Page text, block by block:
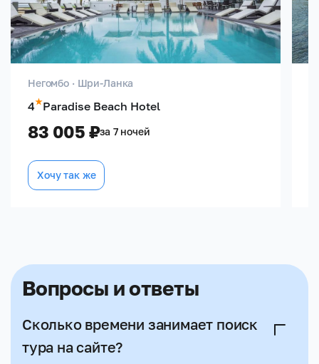
Негомбо · Шри-Ланка
4 Paradise Beach Hotel
83 005 ₽за 7 ночей
Хочу так же
Вопросы и ответы
Сколько времени занимает поиск
тура на сайте?